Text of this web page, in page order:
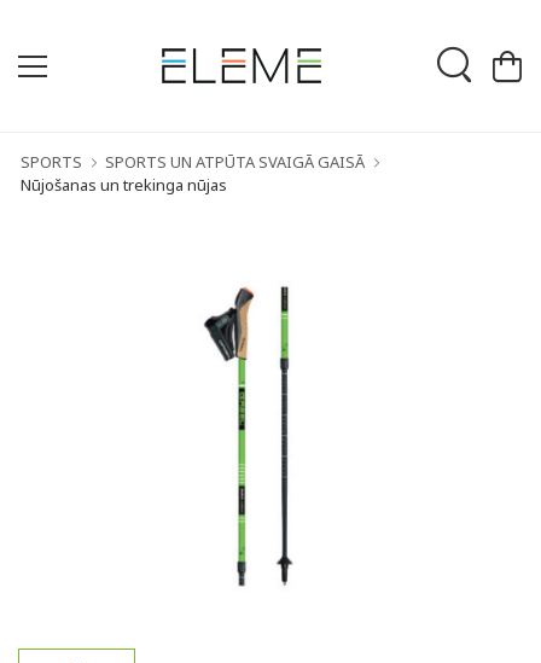
SPORTS
SPORTS UN ATPŪTA SVAIGĀ GAISĀ
Nūjošanas un trekinga nūjas